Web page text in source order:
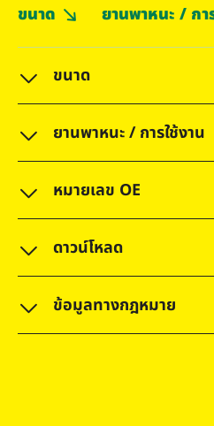
ขนาด ยานพาหนะ / กา
ขนาด
ยานพาหนะ / การใช้งาน
หมายเลข OE
ดาวน์โหลด
ข้อมูลทางกฎหมาย